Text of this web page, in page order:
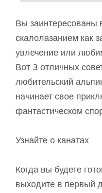
Вы заинтересованы
скалолазанием как
увлечение или
Вот 3 отличных
любительский
начинает свое
фантастическом
Узнайте о канатах
Когда вы будете
выходите в первый